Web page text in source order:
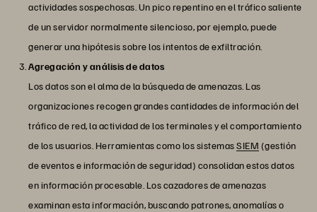
actividades sospechosas. Un pico repentino en el tráfico saliente
de un servidor normalmente silencioso, por ejemplo, puede
generar una hipótesis sobre los intentos de exfiltración.
Agregación y análisis de datos
Los datos son el alma de la búsqueda de amenazas. Las
organizaciones recogen grandes cantidades de información del
tráfico de red, la actividad de los terminales y el comportamiento
de los usuarios. Herramientas como los sistemasSIEM (gestión
de eventos e información de seguridad) consolidan estos datos
en información procesable. Los cazadores de amenazas
examinan esta información, buscando patrones, anomalías o